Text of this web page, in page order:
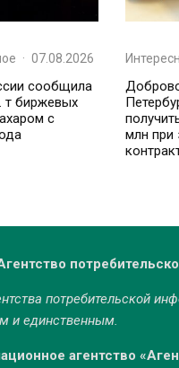
· 07.08.2026
сообщила
т биржевых
с
млн при
потребительской
и единственным.
агентство